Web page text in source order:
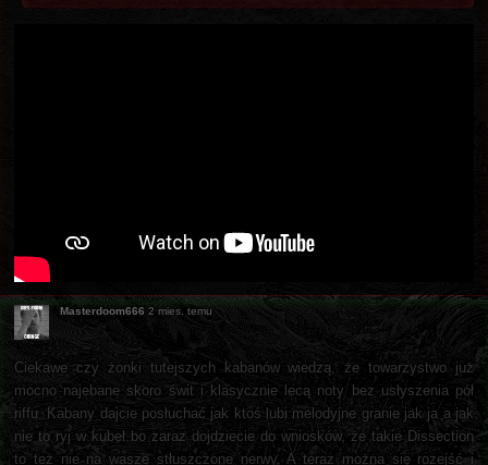
Masterdoom666 2 mies. temu
Ciekawe czy żonki tutejszych kabanów wiedzą, że towarzystwo już
mocno najebane skoro świt i klasycznie lecą noty bez usłyszenia pół
riffu. Kabany dajcie posłuchać jak ktoś lubi melodyjne granie jak ja a jak
nie to ryj w kubeł bo zaraz dojdziecie do wniosków, że takie Dissection
to też nie na wasze stłuszczone nerwy. A teraz można się rozejść i